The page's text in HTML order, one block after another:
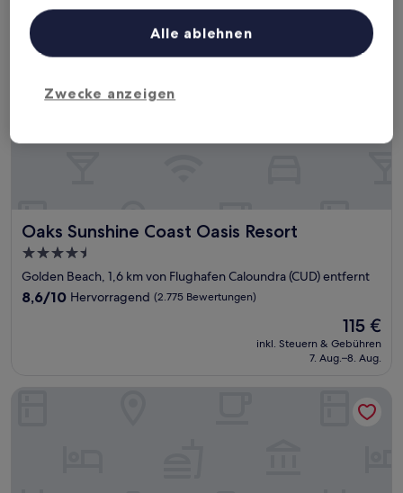
Oaks Sunshine Coast Oasis Resort
Oaks Sunshine Coast Oasis Resort
4.5-
Sterne-
Unterkunft
Golden Beach, 1,6 km von Flughafen Caloundra (CUD) entfernt
8.6
8,6/10 Hervorragend (2.775 Bewertungen)
Der
Preis
beträgt
115 €
inkl. Steuern & Gebühren
7. Aug.–8. Aug.
Zwecke anzeigen
Alle ablehnen